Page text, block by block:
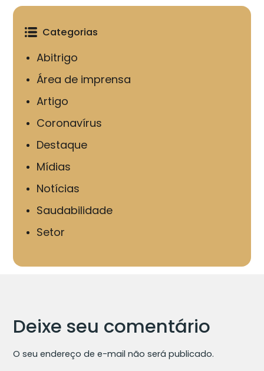
Categorias
Abitrigo
Área de imprensa
Artigo
Coronavírus
Destaque
Mídias
Notícias
Saudabilidade
Setor
Deixe seu comentário
O seu endereço de e-mail não será publicado.